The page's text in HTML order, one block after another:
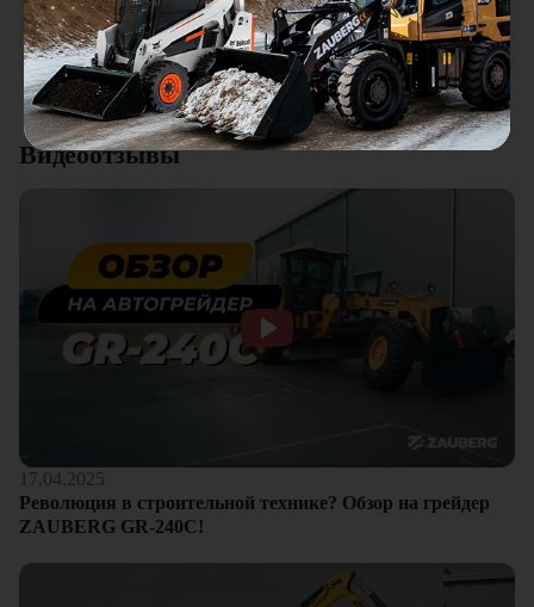
Смотреть все отзывы
качества. Отдельный плюс это внимательное отношение к
клиентам.
Видеоотзывы
17.04.2025
Революция в строительной технике? Обзор на грейдер
ZAUBERG GR-240C!